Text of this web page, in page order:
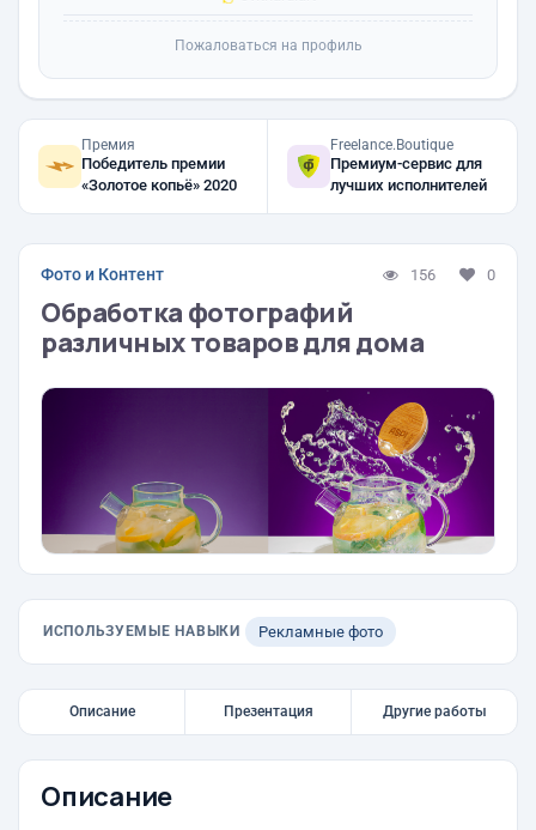
Пожаловаться на профиль
Премия
Победитель премии
«Золотое копьё» 2020
Freelance.Boutique
Премиум-сервис для
лучших исполнителей
Фото и Контент 156 0
Обработка фотографий
различных товаров для дома
ИСПОЛЬЗУЕМЫЕ НАВЫКИ Рекламные фото
Описание Презентация Другие работы
Описание